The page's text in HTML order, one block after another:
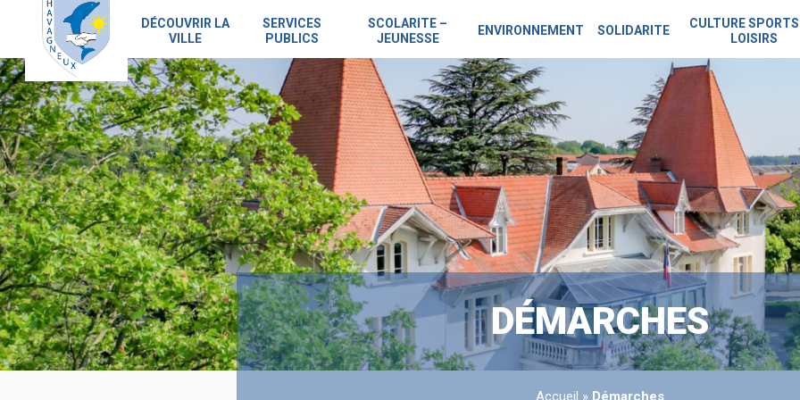
content
DÉCOUVRIR LA
VILLE
SERVICES
PUBLICS
SCOLARITE –
JEUNESSE
ENVIRONNEMENT SOLIDARITE
CULTURE
LOISIRS
DÉMARCHES
Accueil » Démarches